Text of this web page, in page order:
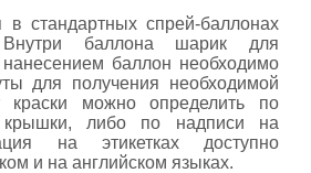
в стандартных спрей-баллонах
баллона шарик для
баллон необходимо
для получения необходимой
краски можно определить по
крышки, либо по надписи на
на этикетках доступно
и на английском языках.